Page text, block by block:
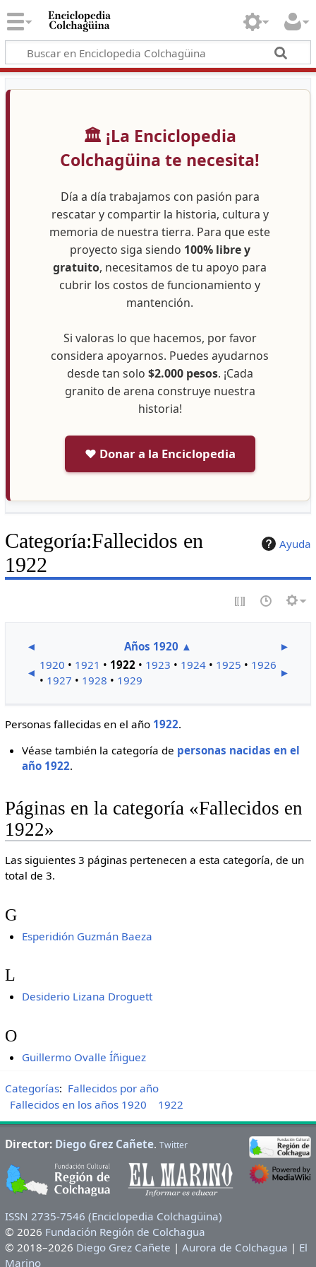
🏛️ ¡La Enciclopedia
Colchagüina te necesita!
Día a día trabajamos con pasión para
rescatar y compartir la historia, cultura y
memoria de nuestra tierra. Para que este
proyecto siga siendo 100% libre y
gratuito, necesitamos de tu apoyo para
cubrir los costos de funcionamiento y
mantención.
Si valoras lo que hacemos, por favor
considera apoyarnos. Puedes ayudarnos
desde tan solo $2.000 pesos. ¡Cada
granito de arena construye nuestra
historia!
❤️ Donar a la Enciclopedia
Ayuda
Categoría:Fallecidos en
1922
◄ Años 1920 ▲
►
◄
1920 • 1921 • 1922 • 1923 • 1924 • 1925 • 1926
• 1927 • 1928 • 1929
►
Personas fallecidas en el año 1922.
Véase también la categoría de personas nacidas en el
año 1922.
Páginas en la categoría «Fallecidos en
1922»
Las siguientes 3 páginas pertenecen a esta categoría, de un
total de 3.
G
Esperidión Guzmán Baeza
L
Desiderio Lizana Droguett
O
Guillermo Ovalle Íñiguez
Categorías: Fallecidos por año
Fallecidos en los años 1920
1922
Director: Diego Grez Cañete. Twitter
ISSN 2735-7546 (Enciclopedia Colchagüina)
© 2026 Fundación Región de Colchagua
© 2018–2026 Diego Grez Cañete | Aurora de Colchagua | El
Marino